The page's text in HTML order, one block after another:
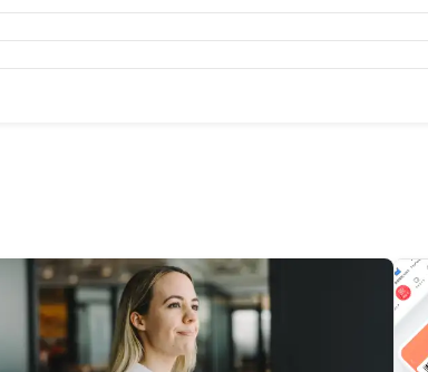
8月 2021年7月 2021年6月 2021年5月 2021年
8月 2020年7月 2020年6月 2020年5月 2020年
8月 2019年7月 2019年6月 2019年5月 2019年